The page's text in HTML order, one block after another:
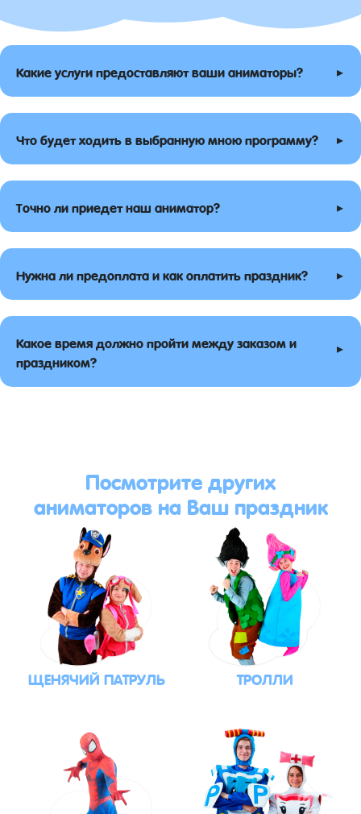
Какие услуги предоставляют ваши аниматоры? ▸
Что будет ходить в выбранную мною программу? ▸
Точно ли приедет наш аниматор? ▸
Нужна ли предоплата и как оплатить праздник? ▸
Какое время должно пройти между заказом и
праздником?
▸
Посмотрите других
аниматоров на Ваш праздник
ЩЕНЯЧИЙ ПАТРУЛЬ ТРОЛЛИ